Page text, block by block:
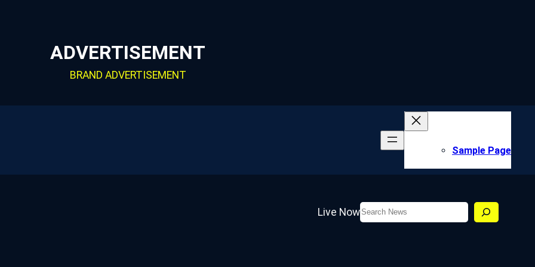
ADVERTISEMENT
BRAND ADVERTISEMENT
Sample Page
Live NowSearch